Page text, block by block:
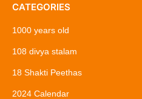
CATEGORIES
1000 years old
108 divya stalam
18 Shakti Peethas
2024 Calendar